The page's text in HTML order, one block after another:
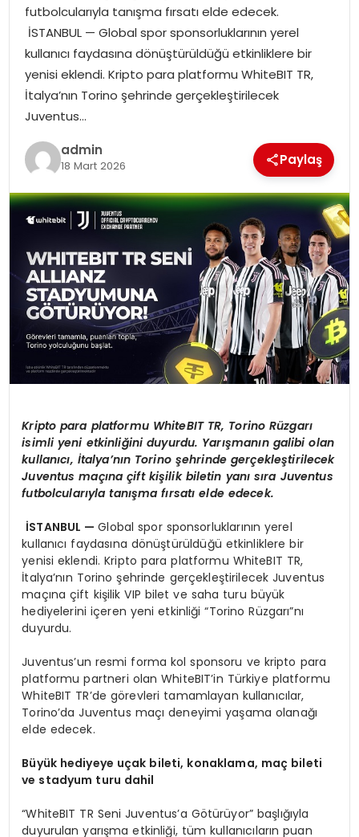
MAGAZIN
DÜNYA
OTOMOBIL
futbolcularıyla tanışma fırsatı elde edecek.
İSTANBUL — Global spor sponsorluklarının yerel
kullanıcı faydasına dönüştürüldüğü etkinliklere bir
yenisi eklendi. Kripto para platformu WhiteBIT TR,
İtalya’nın Torino şehrinde gerçekleştirilecek
Juventus…
admin
18 Mart 2026 Paylaş
Kripto para platformu WhiteBIT TR, Torino Rüzgarı
isimli yeni etkinliğini duyurdu. Yarışmanın galibi olan
kullanıcı, İtalya’nın Torino şehrinde gerçekleştirilecek
Juventus maçına çift kişilik biletin yanı sıra Juventus
futbolcularıyla tanışma fırsatı elde edecek.
İSTANBUL —Global spor sponsorluklarının yerel
kullanıcı faydasına dönüştürüldüğü etkinliklere bir
yenisi eklendi. Kripto para platformu WhiteBIT TR,
İtalya’nın Torino şehrinde gerçekleştirilecek Juventus
maçına çift kişilik VIP bilet ve saha turu büyük
hediyelerini içeren yeni etkinliği “Torino Rüzgarı”nı
duyurdu.
Juventus’un resmi forma kol sponsoru ve kripto para
platformu partneri olan WhiteBIT’in Türkiye platformu
WhiteBIT TR’de görevleri tamamlayan kullanıcılar,
Torino’da Juventus maçı deneyimi yaşama olanağı
elde edecek.
Büyük hediyeye uçak bileti, konaklama, maç bileti
ve stadyum turu dahil
“WhiteBIT TR Seni Juventus’a Götürüyor” başlığıyla
duyurulan yarışma etkinliği, tüm kullanıcıların puan